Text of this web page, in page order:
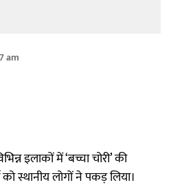
am
इलाकों में ‘बच्चा चोरी’ की
लोगों ने पकड़ लिया।